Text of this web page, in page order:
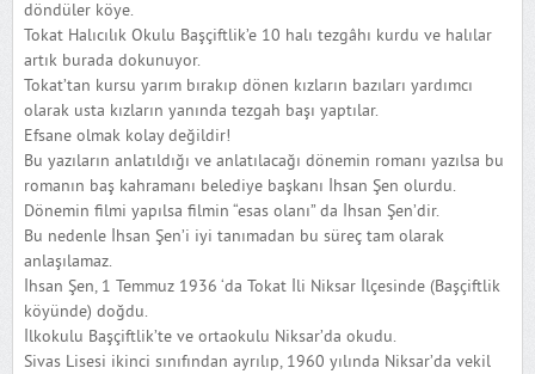
döndüler köye.
Tokat Halıcılık Okulu Başçiftlik’e 10 halı tezgâhı kurdu ve halılar
artık burada dokunuyor.
Tokat’tan kursu yarım bırakıp dönen kızların bazıları yardımcı
olarak usta kızların yanında tezgah başı yaptılar.
Efsane olmak kolay değildir!
Bu yazıların anlatıldığı ve anlatılacağı dönemin romanı yazılsa bu
romanın baş kahramanı belediye başkanı İhsan Şen olurdu.
Dönemin filmi yapılsa filmin “esas olanı” da İhsan Şen’dir.
Bu nedenle İhsan Şen’i iyi tanımadan bu süreç tam olarak
anlaşılamaz.
İhsan Şen, 1 Temmuz 1936 ‘da Tokat İli Niksar İlçesinde (Başçiftlik
köyünde) doğdu.
İlkokulu Başçiftlik’te ve ortaokulu Niksar’da okudu.
Sivas Lisesi ikinci sınıfından ayrılıp, 1960 yılında Niksar’da vekil